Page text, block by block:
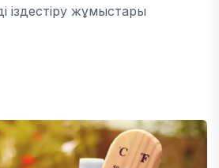
іздестіру жұмыстары